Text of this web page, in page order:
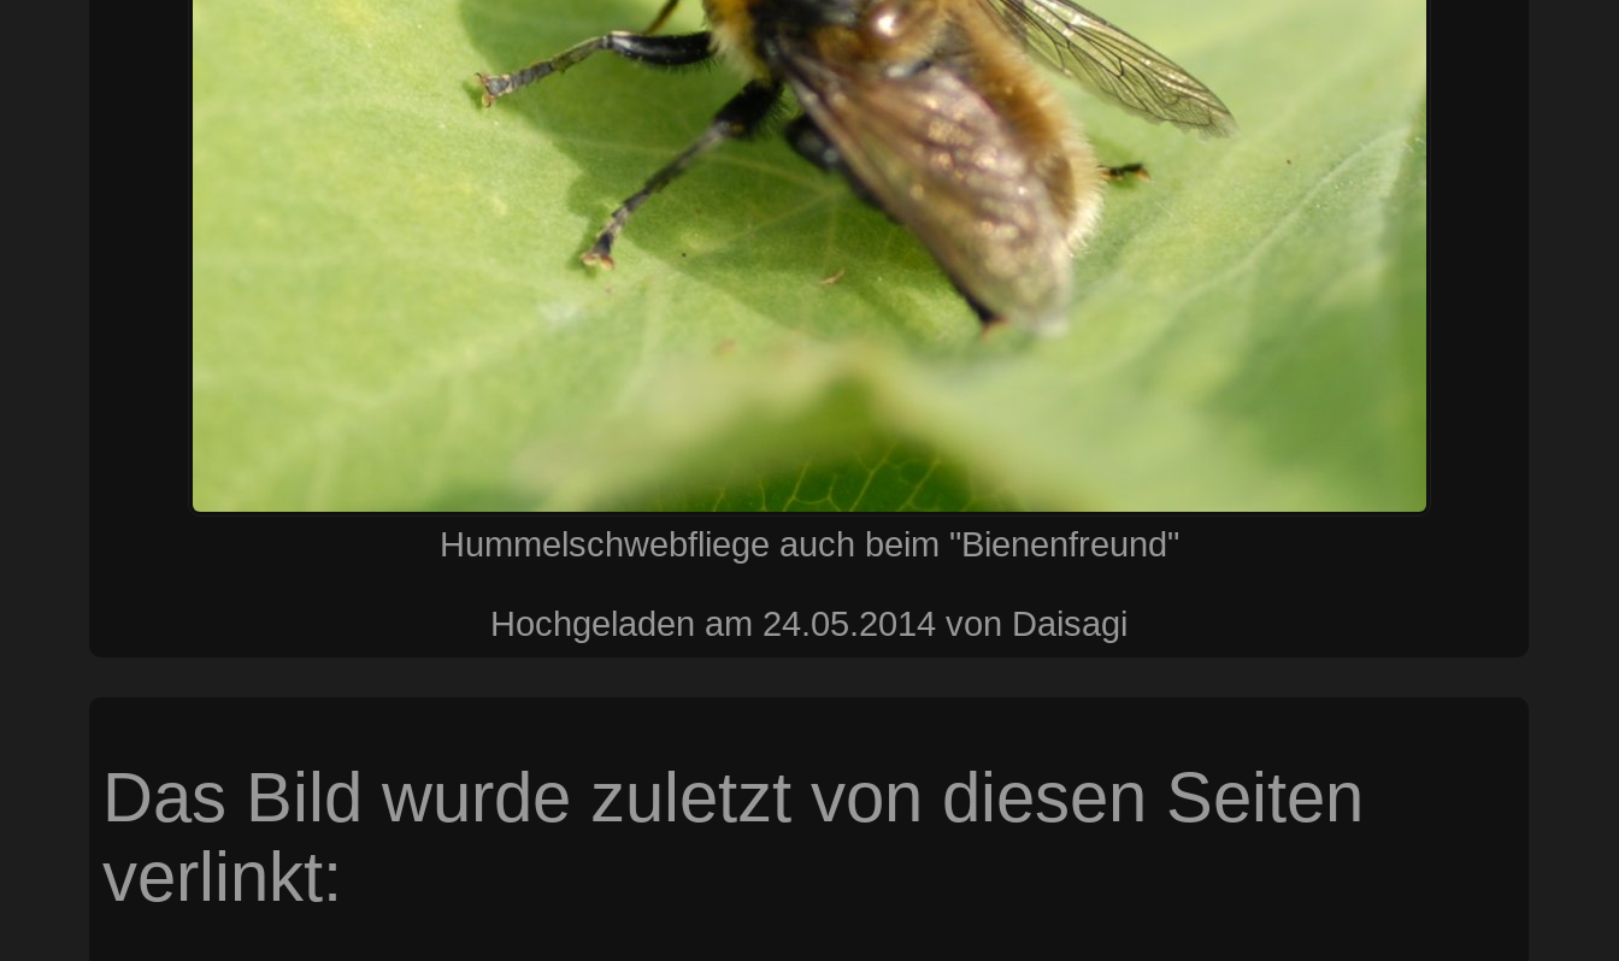
Hummelschwebfliege auch beim "Bienenfreund"
Hochgeladen am 24.05.2014 von Daisagi
Das Bild wurde zuletzt von diesen Seiten
verlinkt: